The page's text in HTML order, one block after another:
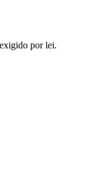
por lei.